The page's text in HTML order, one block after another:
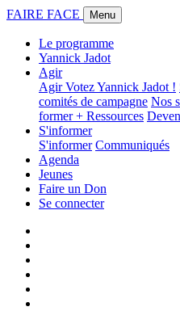
FAIRE FACE Menu
Le programme
Yannick Jadot
Agir
AgirVotez Yannick Jadot !
comités de campagne Nos
former + Ressources
S'informer
S'informer Communiqués
Agenda
Jeunes
Faire un Don
Se connecter